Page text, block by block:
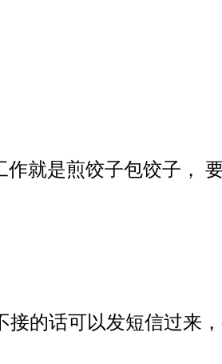
就是煎饺子包饺子，
接的话可以发短信过来